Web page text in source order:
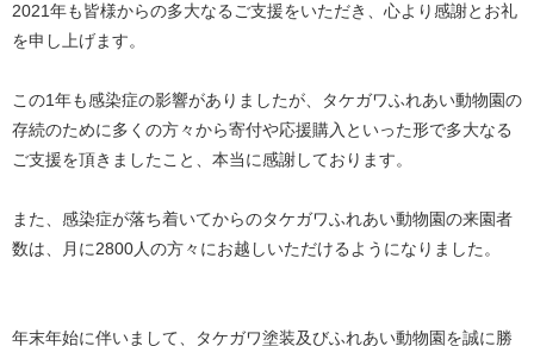
2021年も皆様からの多大なるご支援をいただき、心より感謝とお礼
を申し上げます。
この1年も感染症の影響がありましたが、
タケガワふれあい動物園の
存続のために多くの方々から寄付や応援購入といった形で多大なる
ご支援を頂きましたこと、本当に感謝しております。
また、感染症が落ち着いてからのタケガワふれあい動物園の来園者
数は、月に2800人の方々にお越しいただけるようになりました。
年末年始に伴いまして、タケガワ塗装及びふれあい動物園を誠に勝